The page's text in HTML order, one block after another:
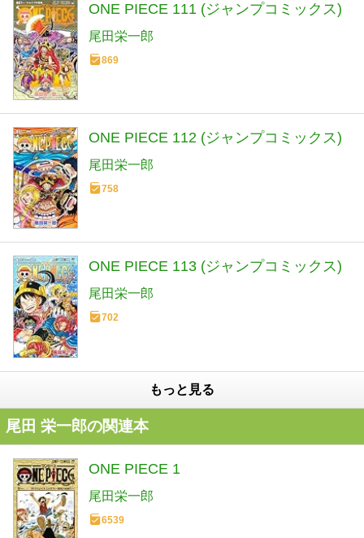
ONE PIECE 111 (ジャンプコミックス)
尾田栄一郎
869
ONE PIECE 112 (ジャンプコミックス)
尾田栄一郎
758
ONE PIECE 113 (ジャンプコミックス)
尾田栄一郎
702
もっと見る
尾田 栄一郎の関連本
ONE PIECE 1
尾田栄一郎
6539